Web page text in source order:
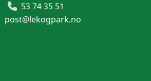
53 74 35 51
post@lekogpark.no